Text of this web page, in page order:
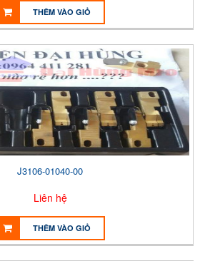
THÊM VÀO GIỎ
J3106-01040-00
Liên hệ
THÊM VÀO GIỎ